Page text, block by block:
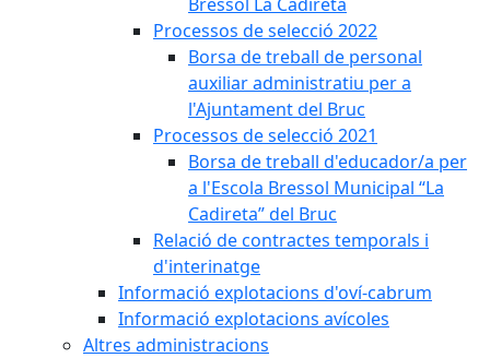
Processos de selecció 2022
Borsa de treball de personal
auxiliar administratiu per a
l'Ajuntament del Bruc
Processos de selecció 2021
Borsa de treball d'educador/a per
a l'Escola Bressol Municipal “La
Cadireta” del Bruc
Relació de contractes temporals i
d'interinatge
Informació explotacions d'oví-cabrum
Informació explotacions avícoles
Altres administracions